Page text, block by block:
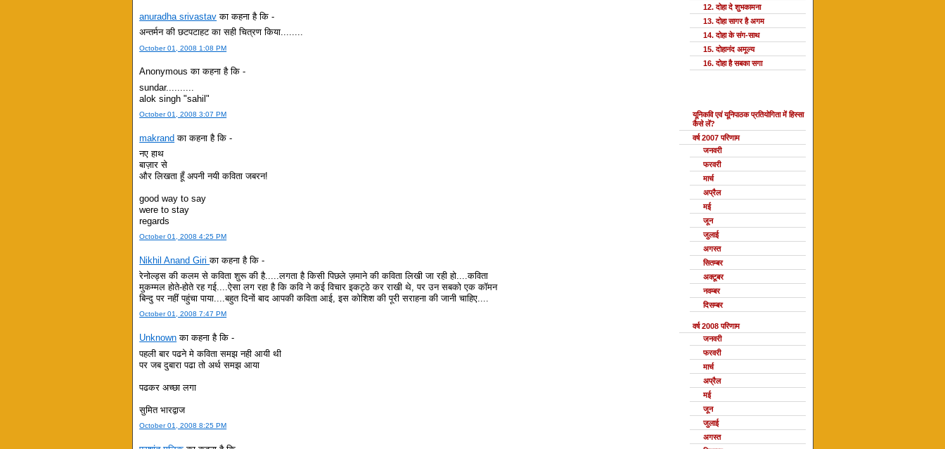
anuradha srivastav का कहना है कि -
अन्तर्मन की छटपटाहट का सही चित्रण किया........
October 01, 2008 1:08 PM
Anonymous का कहना है कि -
sundar..........
alok singh "sahil"
October 01, 2008 3:07 PM
makrand का कहना है कि -
नए हाथ
बाज़ार से
और लिखता हूँ अपनी नयी कविता जबरन!
good way to say
were to stay
regards
October 01, 2008 4:25 PM
Nikhil Anand Giriका कहना है कि -
रेनोल्ड्स की कलम से कविता शुरू की है.....लगता है किसी पिछले ज़माने की कविता लिखी जा रही हो....कविता
मुकम्मल होते-होते रह गई....ऐसा लग रहा है कि कवि ने कई विचार इकट्ठे कर राखी थे, पर उन सबको एक कॉमन
बिन्दु पर नहीं पहुंचा पाया....बहुत दिनों बाद आपकी कविता आई, इस कोशिश की पूरी सराहना की जानी चाहिए....
October 01, 2008 7:47 PM
Unknown का कहना है कि -
पहली बार पढने मे कविता समझ नही आयी थी
पर जब दुबारा पढा तो अर्थ समझ आया
पढकर अच्छा लगा
सुमित भारद्वाज
October 01, 2008 8:25 PM
12. दोहा दे शुभकामना
13. दोहा सागर है अगम
14. दोहा के संग-साथ
15. दोहानंद अमूल्य
16. दोहा है सबका सगा
यूनिकवि एवं यूनिपाठक प्रतियोगिता में हिस्सा
कैसे लें?
वर्ष 2007 परिणाम
जनवरी
फरवरी
मार्च
अप्रैल
मई
जून
जुलाई
अगस्त
सितम्बर
अक्टूबर
नवम्बर
दिसम्बर
वर्ष 2008 परिणाम
जनवरी
फरवरी
मार्च
अप्रैल
मई
जून
जुलाई
अगस्त